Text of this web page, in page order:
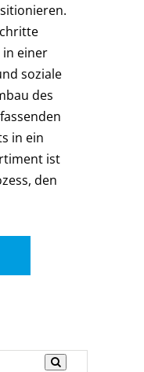
einer
soziale
des
in ein
ist
den